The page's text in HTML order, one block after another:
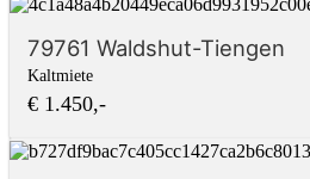
79761 Waldshut-Tiengen
Kaltmiete
€ 1.450,-